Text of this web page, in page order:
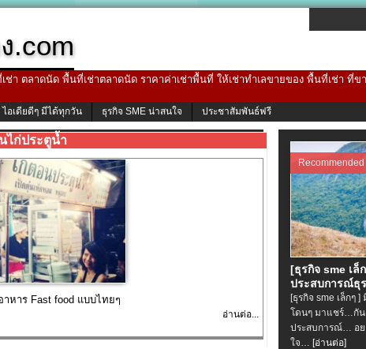
.com
า ตลาดนัด พื้นที่เช่าตลาดนัด ราคาค่าเช่าพื้นที่ ให้เช่าทำเลขายของ พื้นที่เช่า ที่
ไอเดียดีๆ มีได้ทุกวัน ธุรกิจ SME น่าสนใจ ประชาสัมพันธ์ฟรี
ไก่ประตูน้ำ
าหาร Fast food แบบไทยๆ
อ่านต่อ...
Recommended
[ธุรกิจ sme เล็
ประสบการณ์ธุ
[ธุรกิจ sme เล็กๆ
โดนๆ มาแชร์…กัน
ประสบการณ์… อ
ใจ… [อ่านต่อ]